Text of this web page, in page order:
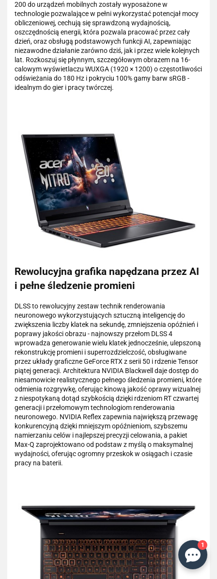
200 do urządzeń mobilnych zostały wyposażone w
technologie pozwalające w pełni wykorzystać potencjał mocy
obliczeniowej, cechują się sprawdzoną wydajnością,
oszczędnością energii, która pozwala pracować przez cały
dzień, oraz obsługą podstawowych funkcji AI, zapewniając
niezawodne działanie zarówno dziś, jak i przez wiele kolejnych
lat. Rozkoszuj się płynnym, szczegółowym obrazem na 16-
calowym wyświetlaczu WUXGA (1920 × 1200) o częstotliwości
odświeżania do 180 Hz i pokryciu 100% gamy barw sRGB -
idealnym do gier i pracy twórczej.
Rewolucyjna grafika napędzana przez AI
i pełne śledzenie promieni
DLSS to rewolucyjny zestaw technik renderowania
neuronowego wykorzystujących sztuczną inteligencję do
zwiększenia liczby klatek na sekundę, zmniejszenia opóźnień i
poprawy jakości obrazu - najnowszy przełom DLSS 4
wprowadza generowanie wielu klatek jednocześnie, ulepszoną
rekonstrukcję promieni i superrozdzielczość, obsługiwane
przez układy graficzne GeForce RTX z serii 50 i rdzenie Tensor
piątej generacji. Architektura NVIDIA Blackwell daje dostęp do
niesamowicie realistycznego pełnego śledzenia promieni, które
odmienia rozgrywkę, oferując kinową jakość oprawy wizualnej
z niespotykaną dotąd szybkością dzięki rdzeniom RT czwartej
generacji i przełomowym technologiom renderowania
neuronowego. NVIDIA Reflex zapewnia największą przewagę
konkurencyjną dzięki mniejszym opóźnieniom, szybszemu
namierzaniu celów i najlepszej precyzji celowania, a pakiet
Max-Q zaprojektowano od podstaw z myślą o maksymalnej
wydajności, oferując ogromny przeskok w osiągach i czasie
pracy na baterii.
1